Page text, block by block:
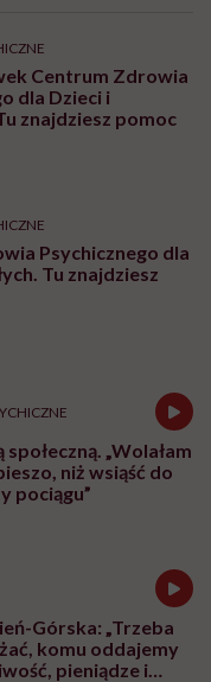
Centrum Zdrowia
dla Dzieci i
znajdziesz pomoc
Psychicznego dla
Tu znajdziesz
„Wolałam
niż wsiąść do
pociągu”
Górska: „Trzeba
komu oddajemy
pieniądze i